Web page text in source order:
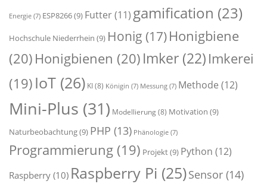
Energie (7) ESP8266(9) Futter(11) gamification (23)
Hochschule Niederrhein (9) Honig (17)Honigbiene
(20)Honigbienen (20)Imker (22) Imkerei
(19) IoT (26) KI(8) Königin (7) Messung (7) Methode (12)
Mini-Plus (31) Modellierung(8) Motivation (9)
Naturbeobachtung(9) PHP (13) Phänologie (7)
Programmierung (19) Projekt(9) Python (12)
Raspberry (10) Raspberry Pi (25)Sensor (14)